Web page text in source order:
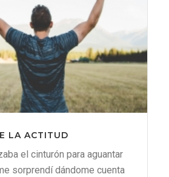
LA ACTITUD
el cinturón para aguantar
sorprendí dándome cuenta